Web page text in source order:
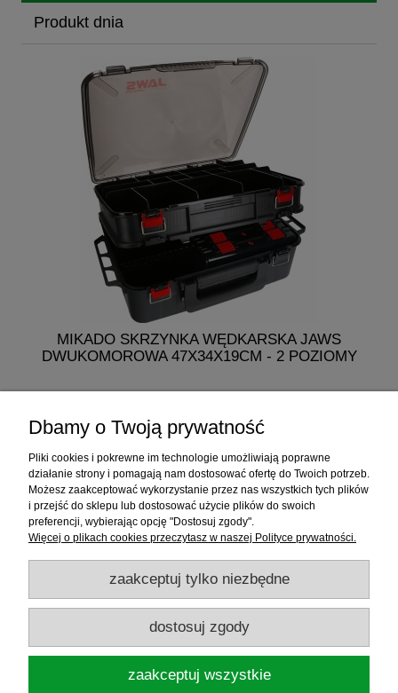
Produkt dnia
MIKADO SKRZYNKA WĘDKARSKA JAWS
DWUKOMOROWA 47X34X19CM - 2 POZIOMY
do koszyka
Informacje
Sklep internetowy
RATY
Promocje
ul.Warszawska 35, 05-092 Łomianki, woj.
Dbamy o Twoją prywatność
Pliki cookies i pokrewne im technologie umożliwiają poprawne
działanie strony i pomagają nam dostosować ofertę do Twoich potrzeb.
Możesz zaakceptować wykorzystanie przez nas wszystkich tych plików
i przejść do sklepu lub dostosować użycie plików do swoich
preferencji, wybierając opcję "Dostosuj zgody".
Więcej o plikach cookies przeczytasz w naszej Polityce prywatności.
zaakceptuj tylko niezbędne
dostosuj zgody
zaakceptuj wszystkie